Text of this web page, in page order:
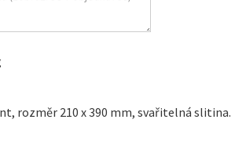
rozměr 210 x 390 mm, svařitelná slitina.